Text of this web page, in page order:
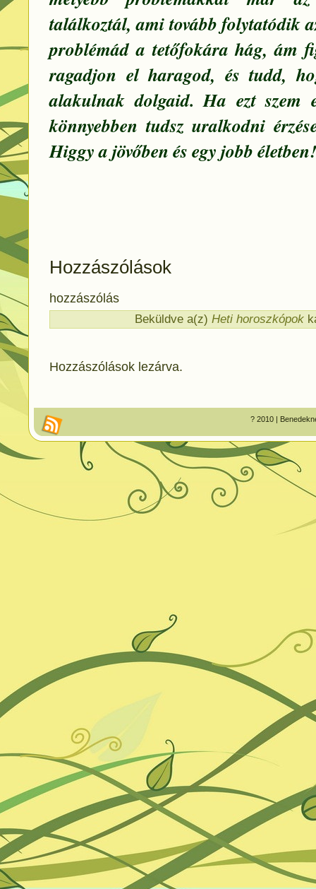
találkoztál, ami tovább folytatódik
problémád a tetőfokára hág, ám
ragadjon el haragod, és tudd,
alakulnak dolgaid. Ha ezt szem
könnyebben tudsz uralkodni
Higgy a jövőben és egy jobb életben!
Hozzászólások
hozzászólás
Beküldve a(z) Heti horoszkópok
Hozzászólások lezárva.
? 2010 |